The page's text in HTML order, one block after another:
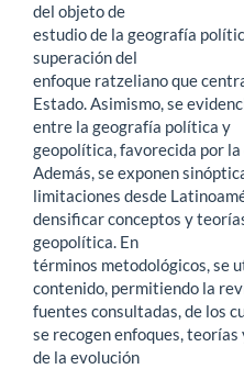
del objeto de
estudio de la geografía
superación del
enfoque ratzeliano que
Estado. Asimismo, se
entre la geografía política y
geopolítica, favorecida por
Además, se exponen
limitaciones desde
densificar conceptos y
geopolítica. En
términos metodológicos, se
contenido, permitiendo la
fuentes consultadas, de los
se recogen enfoques,
de la evolución